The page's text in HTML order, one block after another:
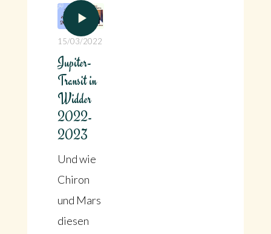
15/03/2022
Jupiter-
Transit in
Widder
2022-
2023
Und wie
Chiron
und Mars
diesen